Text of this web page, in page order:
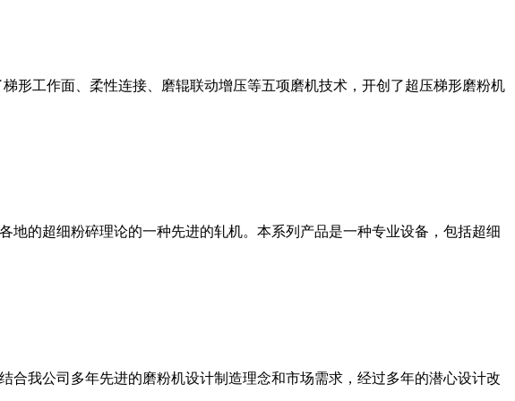
形工作面、柔性连接、磨辊联动增压等五项磨机技术，开创了超压梯形磨粉机
的超细粉碎理论的一种先进的轧机。本系列产品是一种专业设备，包括超细
我公司多年先进的磨粉机设计制造理念和市场需求，经过多年的潜心设计改